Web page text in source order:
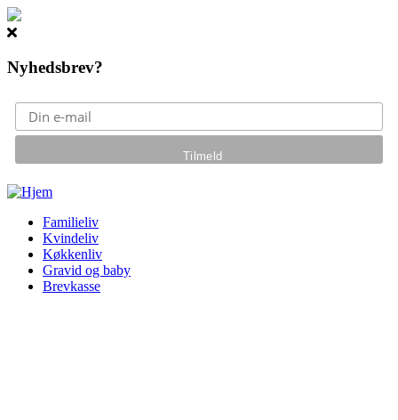
Nyhedsbrev?
Gå til hovedindhold
Familieliv
Kvindeliv
Køkkenliv
Gravid og baby
Brevkasse